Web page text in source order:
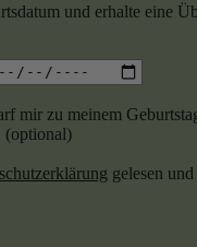
und erhalte eine
mir zu meinem
(optional)
gelesen